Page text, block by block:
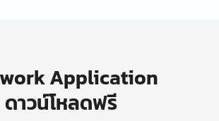
Application
ดาวน์โหลดฟรี